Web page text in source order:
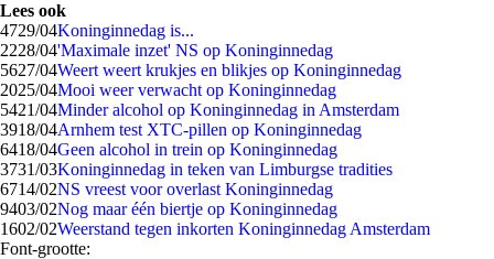
Lees ook
4729/04Koninginnedag is...
2228/04'Maximale inzet' NS op Koninginnedag
5627/04Weert weert krukjes en blikjes op Koninginnedag
2025/04Mooi weer verwacht op Koninginnedag
5421/04Minder alcohol op Koninginnedag in Amsterdam
3918/04Arnhem test XTC-pillen op Koninginnedag
6418/04Geen alcohol in trein op Koninginnedag
3731/03Koninginnedag in teken van Limburgse tradities
6714/02NS vreest voor overlast Koninginnedag
9403/02Nog maar één biertje op Koninginnedag
1602/02Weerstand tegen inkorten Koninginnedag Amsterdam
Font-grootte: